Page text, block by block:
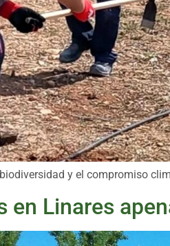
y el compromiso
en Linares